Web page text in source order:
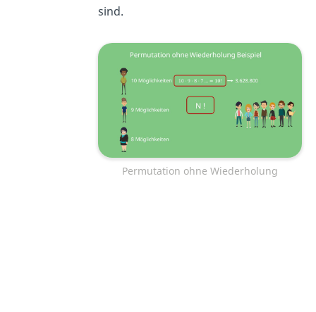
sind.
Permutation ohne Wiederholung